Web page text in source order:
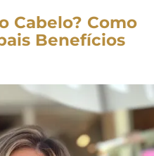
Cabelo? Como
Benefícios